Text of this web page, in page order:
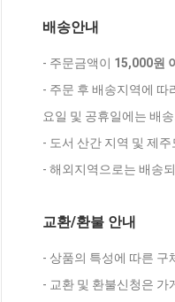
배송안내
- 주문금액이 15,000원
- 주문 후 배송지역에 따
요일 및 공휴일에는 배
- 도서 산간 지역 및 제
- 해외지역으로는 배송
교환/환불 안내
- 상품의 특성에 따른
- 교환 및 환불신청은 가